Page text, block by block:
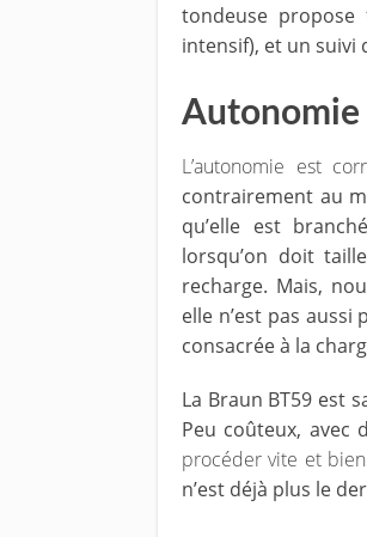
tondeuse propose
intensif), et un suivi
Autonomie
L’autonomie est
contrairement au
qu’elle est
lorsqu’on doit
recharge. Mais,
elle n’est pas
consacrée à la
La Braun BT59 est
Peu coûteux, avec
procéder vite et
n’est déjà plus le